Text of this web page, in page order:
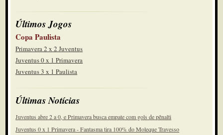
Últimos Jogos
Copa Paulista
Primavera 2 x 2 Juventus
Juventus 0 x 1 Primavera
Juventus 3 x 1 Paulista
Últimas Notícias
Juventus abre 2 a 0, e Primavera busca empate com gols de pênalti
Juventus 0 x 1 Primavera - Fantasma tira 100% do Moleque Travesso